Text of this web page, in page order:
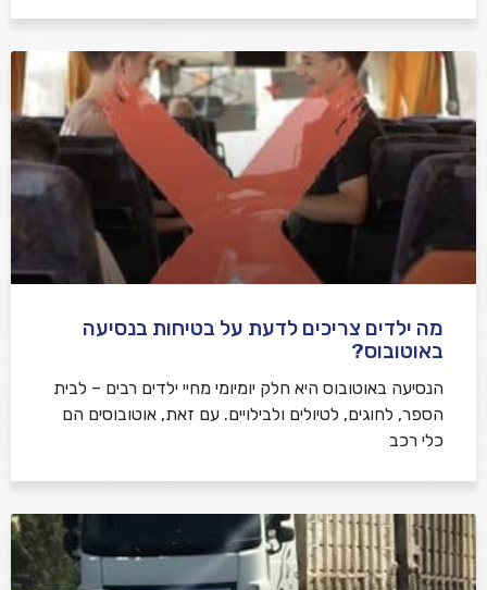
מה ילדים צריכים לדעת על בטיחות בנסיעה
באוטובוס?
הנסיעה באוטובוס היא חלק יומיומי מחיי ילדים רבים – לבית
הספר, לחוגים, לטיולים ולבילויים. עם זאת, אוטובוסים הם
כלי רכב